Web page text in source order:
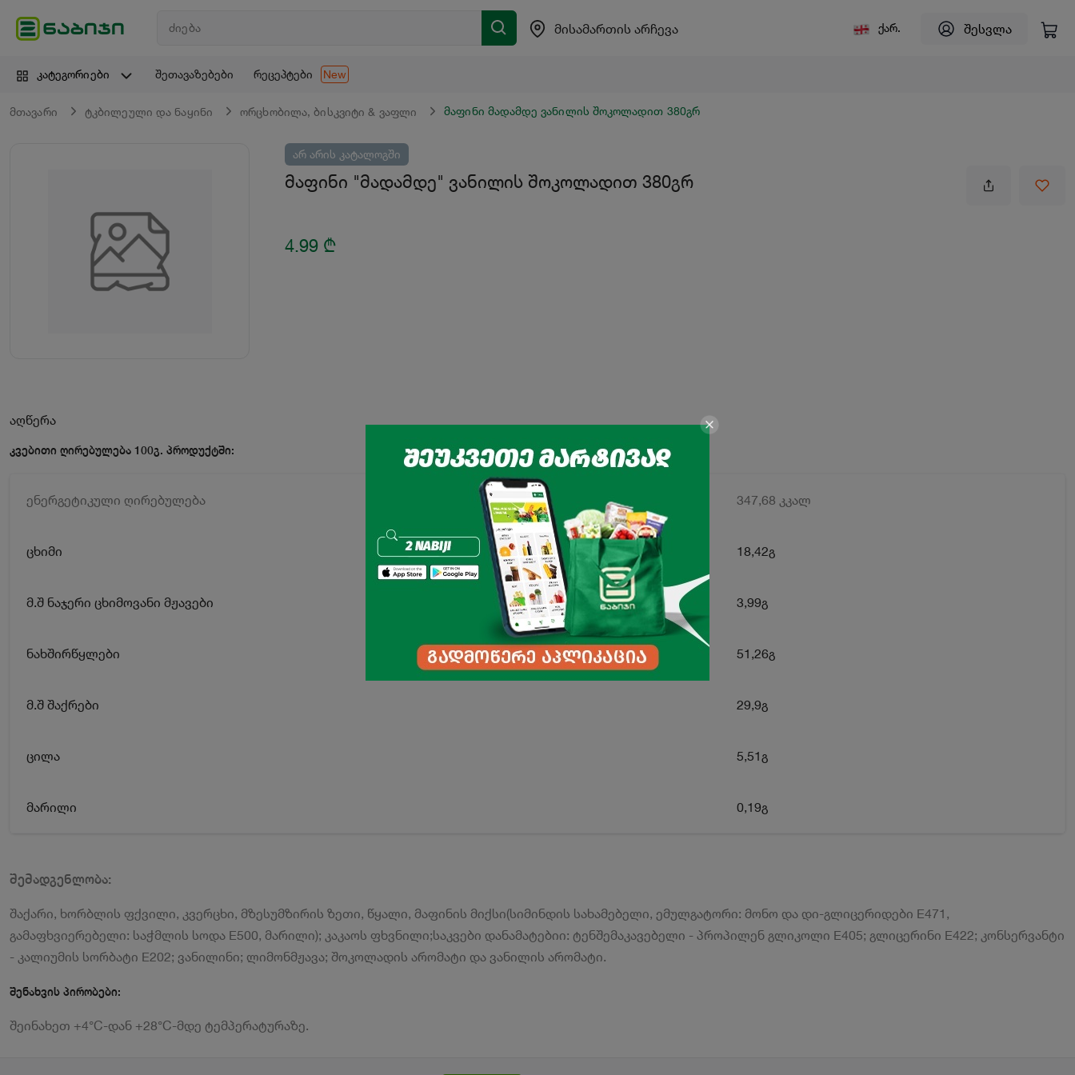
მისამართის არჩევა ქარ. შესვლა
კატეგორიები შეთავაზებები რეცეპტები New
მთავარი ტკბილეული და ნაყინი ორცხობილა, ბისკვიტი & ვაფლი მაფინი მადამდე ვანილის შოკოლადით 380გრ
არ არის კატალოგში
მაფინი "მადამდე" ვანილის შოკოლადით 380გრ
4.99 ₾
აღწერა
კვებითი ღირებულება 100გ. პროდუქტში:
ენერგეტიკული ღირებულება 347,68 კკალ
ცხიმი 18,42გ
მ.შ ნაჯერი ცხიმოვანი მჟავები 3,99გ
ნახშირწყლები 51,26გ
მ.შ შაქრები 29,9გ
ცილა 5,51გ
მარილი 0,19გ
შემადგენლობა:
შაქარი, ხორბლის ფქვილი, კვერცხი, მზესუმზირის ზეთი, წყალი, მაფინის მიქსი(სიმინდის სახამებელი, ემულგატორი: მონო და დი-გლიცერიდები E471,
გამაფხვიერებელი: საჭმლის სოდა E500, მარილი); კაკაოს ფხვნილი;საკვები დანამატებიი: ტენშემაკავებელი - პროპილენ გლიკოლი E405; გლიცერინი E422; კონსერვანტი
- კალიუმის სორბატი E202; ვანილინი; ლიმონმჟავა; შოკოლადის არომატი და ვანილის არომატი.
შენახვის პირობები:
შეინახეთ +4°C-დან +28°C-მდე ტემპერატურაზე.